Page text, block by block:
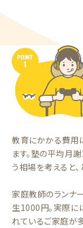
教育にかかる費用
ます。塾の平均月
う相場を考えると
家庭教師のランナ
生1000円。実際
れているご家庭が